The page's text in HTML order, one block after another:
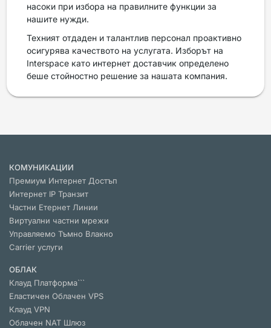
насоки при избора на правилните функции за
нашите нужди.
Техният отдаден и талантлив персонал проактивно
осигурява качеството на услугата. Изборът на
Interspace като интернет доставчик определено
беше стойностно решение за нашата компания.
КОМУНИКАЦИИ
Премиум Интернет Достъп
Интернет IP Транзит
Частни Етернет Линии
Виртуални частни мрежи
Управляемо Тъмно Влакно
Carrier услуги
ОБЛАК
Клауд Платформа```
Еластичен Облачен VPS
Клауд VPN
Облачен NАТ Шлюз